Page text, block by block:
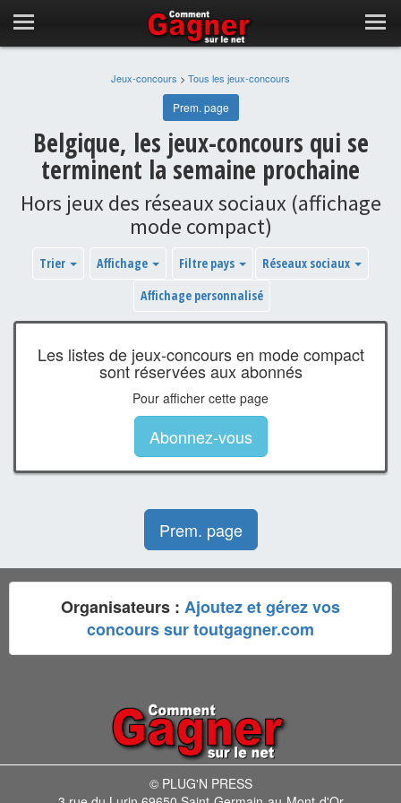
Jeux-concours > Tous les jeux-concours
Prem. page
Belgique, les jeux-concours qui se
terminent la semaine prochaine
Hors jeux des réseaux sociaux (affichage
mode compact)
Trier Affichage Filtre pays
Réseaux sociaux
Affichage personnalisé
Les listes de jeux-concours en mode compact
sont réservées aux abonnés
Pour afficher cette page
Abonnez-vous
Prem. page
Organisateurs : Ajoutez et gérez vos
concours sur toutgagner.com
© PLUG'N PRESS